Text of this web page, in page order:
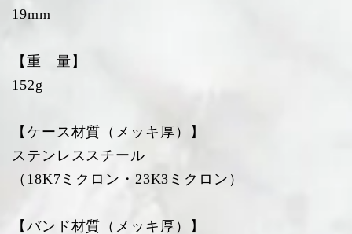
19mm
【重 量】
152g
【ケース材質（メッキ厚）】
ステンレススチール
（18K7ミクロン・23K3ミクロン）
【バンド材質（メッキ厚）】